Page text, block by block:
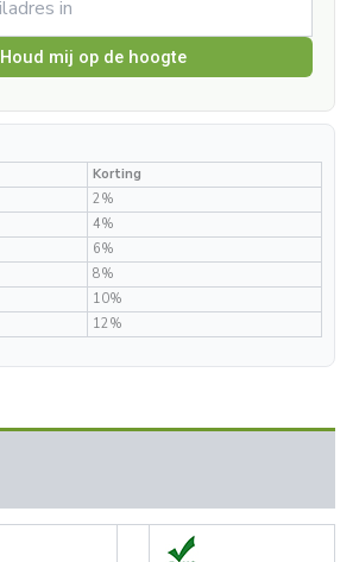
Houd mij op de hoogte
Korting
2%
4%
6%
8%
10%
12%